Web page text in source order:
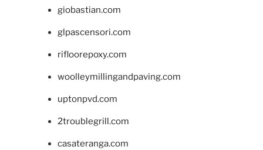
giobastian.com
glpascensori.com
rifloorepoxy.com
woolleymillingandpaving.com
uptonpvd.com
2troublegrill.com
casateranga.com